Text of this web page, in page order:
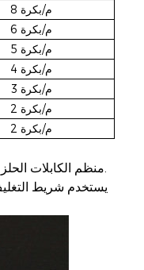
8 م/بكرة
6 م/بكرة
5 م/بكرة
4 م/بكرة
3 م/بكرة
2 م/بكرة
2 م/بكرة
يستخدم شريط